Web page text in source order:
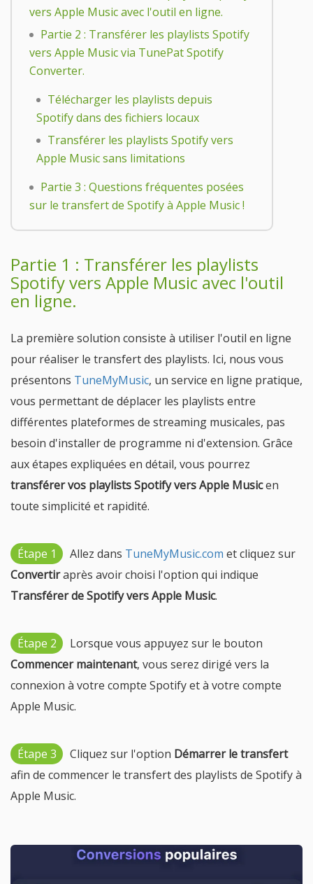
vers Apple Music avec l'outil en ligne.
Partie 2 : Transférer les playlists Spotify
vers Apple Music via TunePat Spotify
Converter.
Télécharger les playlists depuis
Spotify dans des fichiers locaux
Transférer les playlists Spotify vers
Apple Music sans limitations
Partie 3 : Questions fréquentes posées
sur le transfert de Spotify à Apple Music !
Partie 1 : Transférer les playlists
Spotify vers Apple Music avec l'outil
en ligne.
La première solution consiste à utiliser l'outil en ligne
pour réaliser le transfert des playlists. Ici, nous vous
présentons TuneMyMusic, un service en ligne pratique,
vous permettant de déplacer les playlists entre
différentes plateformes de streaming musicales, pas
besoin d'installer de programme ni d'extension. Grâce
aux étapes expliquées en détail, vous pourrez
transférer vos playlists Spotify vers Apple Musicen
toute simplicité et rapidité.
Étape 1 Allez dans TuneMyMusic.com et cliquez sur
Convertiraprès avoir choisi l'option qui indique
Transférer de Spotify vers Apple Music.
Étape 2
Lorsque vous appuyez sur le bouton
Commencer maintenant, vous serez dirigé vers la
connexion à votre compte Spotify et à votre compte
Apple Music.
Étape 3 Cliquez sur l'option Démarrer le transfert
afin de commencer le transfert des playlists de Spotify à
Apple Music.